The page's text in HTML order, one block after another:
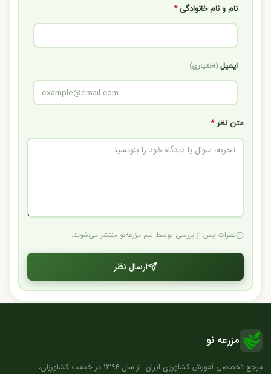
نام و نام خانوادگی*
ایمیل(اختیاری)
متن نظر*
نظرات پس از بررسی توسط تیم مزرعه‌نو منتشر می‌شوند.
ارسال نظر
مزرعه نو
مرجع تخصصی آموزش کشاورزی ایران. از سال ۱۳۹۴ در خدمت کشاورزان،